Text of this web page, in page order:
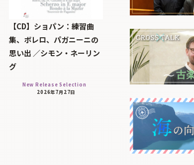
【CD】ショパン：練習曲
集、ボレロ、パガニーニの
思い出 ／シモン・ネーリン
グ
New Release Selection
2026年7月27日